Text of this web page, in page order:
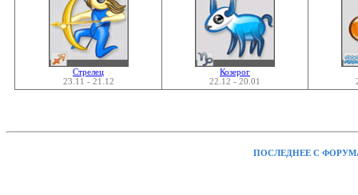
Стрелец
23.11 - 21.12
Козерог
22.12 - 20.01
ПОСЛЕДНЕЕ С